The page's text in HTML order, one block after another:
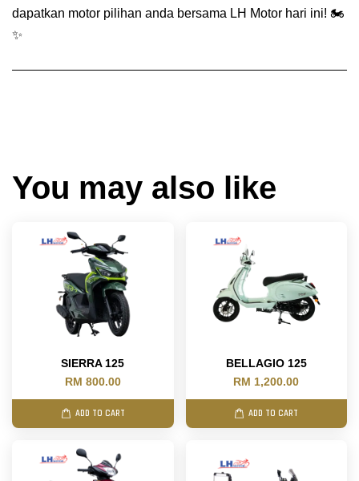
dapatkan motor pilihan anda bersama LH Motor hari ini! 🏍️
✨
You may also like
SIERRA 125
RM 800.00
ADD TO CART
BELLAGIO 125
RM 1,200.00
ADD TO CART